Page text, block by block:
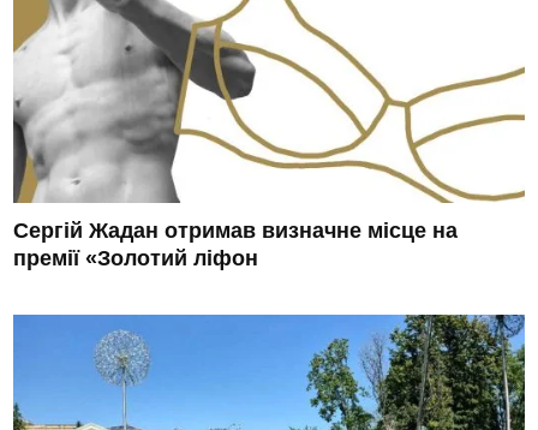
Сергій Жадан отримав визначне місце на
премії «Золотий ліфон